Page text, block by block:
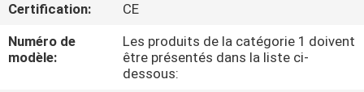
À
PROPOS
Certification:
CE
Numéro de
modèle:
Les produits de la catégorie 1 doivent
être présentés dans la liste ci-
dessous: